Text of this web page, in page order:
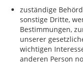
zuständige
sonstige Dritte,
Bestimmungen,
unserer
wichtigen
anderen Person